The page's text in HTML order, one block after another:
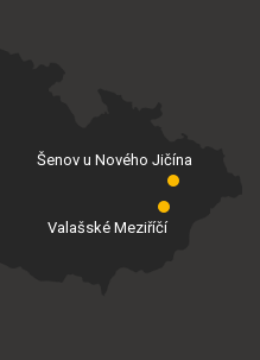
Valašské Meziříčí
Šenov u Nového Jičína